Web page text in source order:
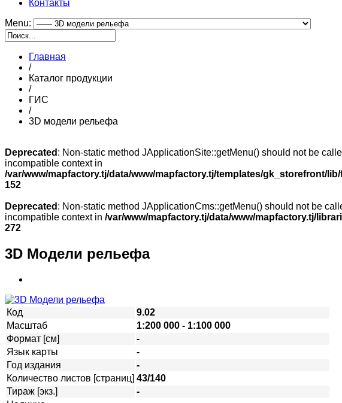
Контакты
Menu:
Главная
/
Каталог продукции
/
ГИС
/
3D модели рельефа
Deprecated : Non-static method JApplicationSite::getMenu() should not be
incompatible context in
/var/www/mapfactory.tj/data/www/mapfactory.tj/templates/gk_storefront/
152
Deprecated : Non-static method JApplicationCms::getMenu() should not be
incompatible context in /var/www/mapfactory.tj/data/www/mapfactory.tj/
272
3D Модели рельефа
Код
9.02
Масштаб
1:200 000 - 1:100 000
Формат [см]
-
Язык карты
-
Год издания
-
Количество листов [страниц] 43/140
Тираж [экз.]
-